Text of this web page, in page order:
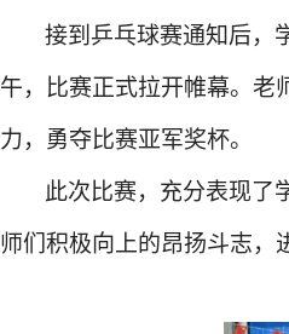
接到乒乓球赛通知后，
午，比赛正式拉开帷幕。 老
力， 勇夺比赛亚军奖杯。
此次比赛，充分表现了
师们积极向上的昂扬斗志，